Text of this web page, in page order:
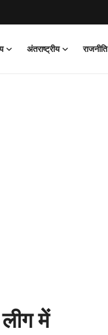
अंतराष्ट्रीय राजनीति
में